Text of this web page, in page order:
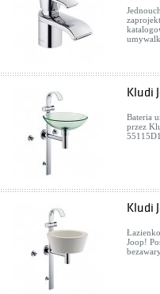
Cersanit IBIZA S504-009
Cena: 416,00 zł WIĘCEJ
Kludi
Bateria
przez
Kludi
Joop!